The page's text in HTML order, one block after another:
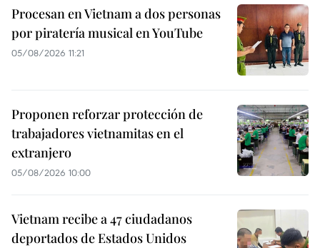
Procesan en Vietnam a dos personas
por piratería musical en YouTube
05/08/2026 11:21
Proponen reforzar protección de
trabajadores vietnamitas en el
extranjero
05/08/2026 10:00
Vietnam recibe a 47 ciudadanos
deportados de Estados Unidos